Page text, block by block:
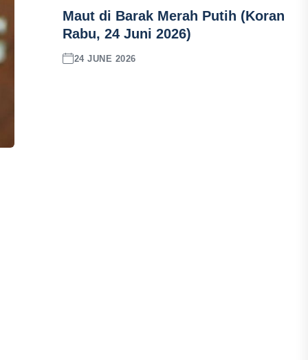
Maut di Barak Merah Putih (Koran
Rabu, 24 Juni 2026)
24 JUNE 2026